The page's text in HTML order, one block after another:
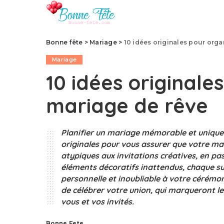
Bonne fête > Mariage> 10 idées originales pour
Mariage
10 idées
mariage de rêve
Planifier un mariage mémorable et
originales pour vous assurer que votre
atypiques aux invitations créatives, en
éléments décoratifs inattendus, chaque
personnelle et inoubliable à votre
de célébrer votre union, qui marqueront
vous et vos invités.